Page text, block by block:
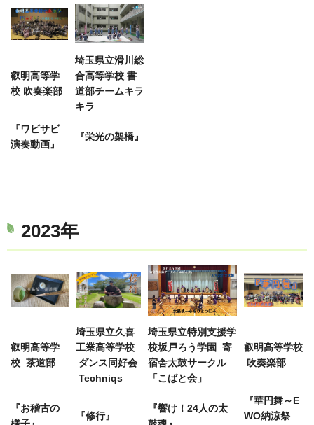
叡明高等学
校 吹奏楽部
埼玉県立滑川総
合高等学校 書
道部チームキラ
キラ
『ワビサビ
演奏動画』
『栄光の架橋』
2023年
叡明高等学
校 茶道部
埼玉県立久喜
工業高等学校
ダンス同好会
Techniqs
埼玉県立特別支援学
校坂戸ろう学園 寄
宿舎太鼓サークル
「こばと会」
叡明高等学校
吹奏楽部
『お稽古の
『修行』
『響け！24人の太
『華円舞～E
WO納涼祭